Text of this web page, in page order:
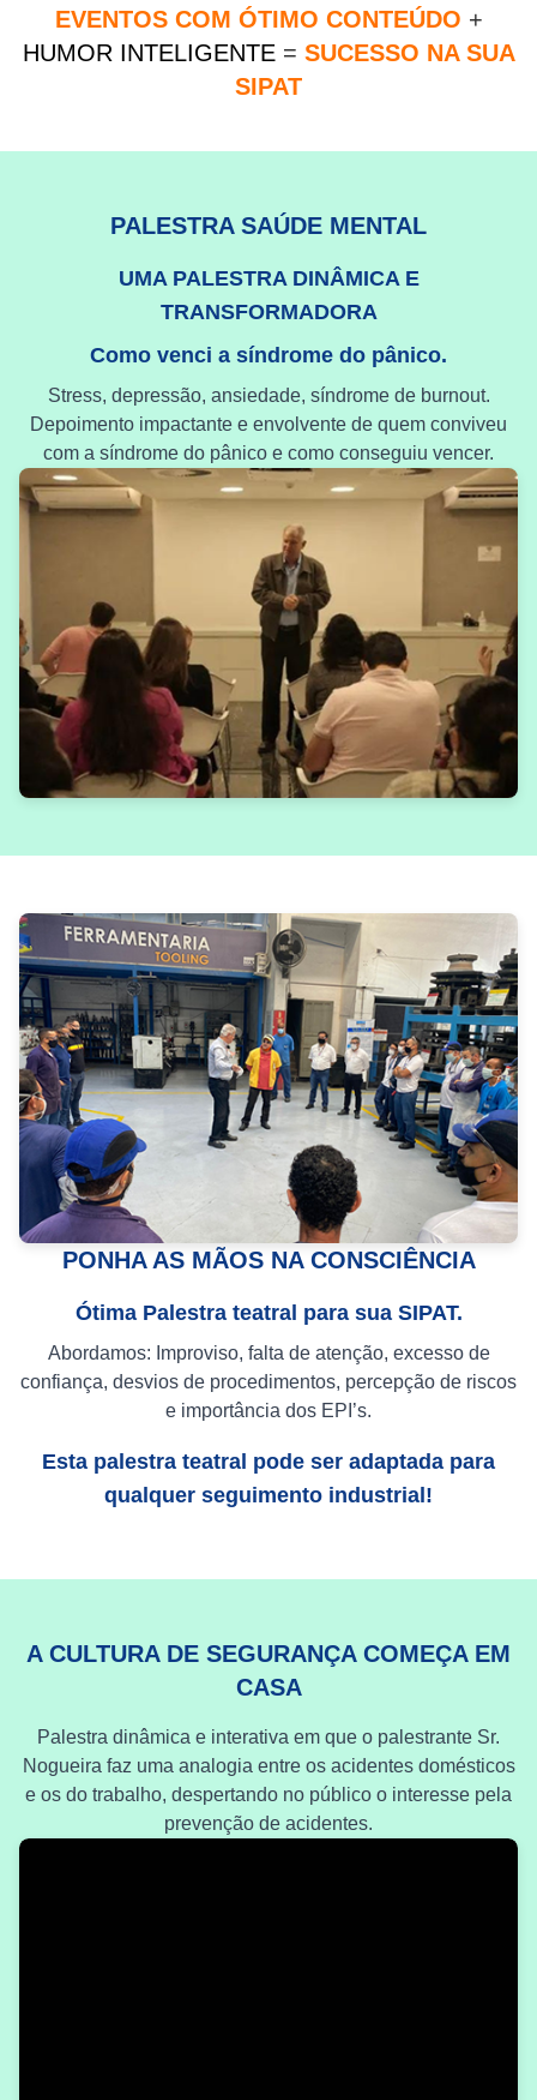
EVENTOS COM ÓTIMO CONTEÚDO +
HUMOR INTELIGENTE = SUCESSO NA SUA
SIPAT
PALESTRA SAÚDE MENTAL
UMA PALESTRA DINÂMICA E
TRANSFORMADORA
Como venci a síndrome do pânico.
Stress, depressão, ansiedade, síndrome de burnout.
Depoimento impactante e envolvente de quem conviveu
com a síndrome do pânico e como conseguiu vencer.
PONHA AS MÃOS NA CONSCIÊNCIA
Ótima Palestra teatral para sua SIPAT.
Abordamos: Improviso, falta de atenção, excesso de
confiança, desvios de procedimentos, percepção de riscos
e importância dos EPI’s.
Esta palestra teatral pode ser adaptada para
qualquer seguimento industrial!
A CULTURA DE SEGURANÇA COMEÇA EM
CASA
Palestra dinâmica e interativa em que o palestrante Sr.
Nogueira faz uma analogia entre os acidentes domésticos
e os do trabalho, despertando no público o interesse pela
prevenção de acidentes.